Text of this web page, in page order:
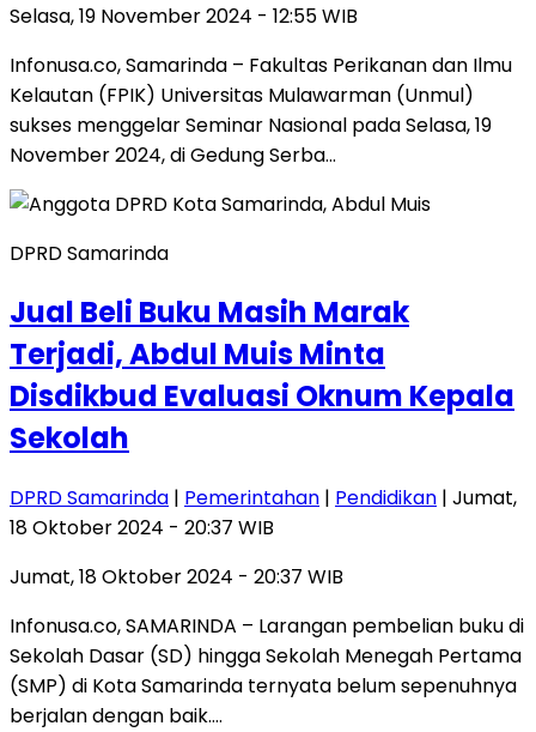
Selasa, 19 November 2024 - 12:55 WIB
Infonusa.co, Samarinda – Fakultas Perikanan dan Ilmu
Kelautan (FPIK) Universitas Mulawarman (Unmul)
sukses menggelar Seminar Nasional pada Selasa, 19
November 2024, di Gedung Serba…
DPRD Samarinda
Jual Beli Buku Masih Marak
Terjadi, Abdul Muis Minta
Disdikbud Evaluasi Oknum Kepala
Sekolah
DPRD Samarinda | Pemerintahan | Pendidikan | Jumat,
18 Oktober 2024 - 20:37 WIB
Jumat, 18 Oktober 2024 - 20:37 WIB
Infonusa.co, SAMARINDA – Larangan pembelian buku di
Sekolah Dasar (SD) hingga Sekolah Menegah Pertama
(SMP) di Kota Samarinda ternyata belum sepenuhnya
berjalan dengan baik….